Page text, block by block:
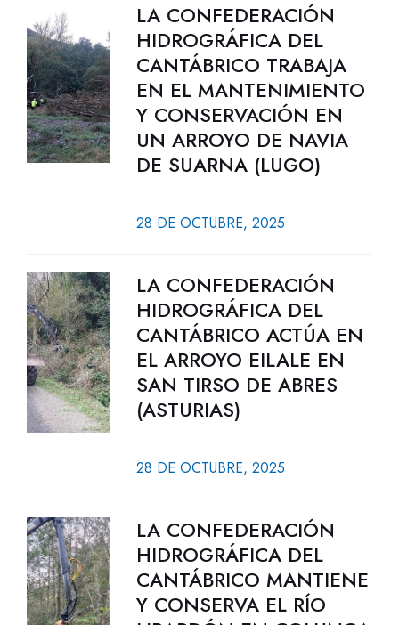
LA CONFEDERACIÓN
HIDROGRÁFICA DEL
CANTÁBRICO TRABAJA
EN EL MANTENIMIENTO
Y CONSERVACIÓN EN
UN ARROYO DE NAVIA
DE SUARNA (LUGO)
28 DE OCTUBRE, 2025
LA CONFEDERACIÓN
HIDROGRÁFICA DEL
CANTÁBRICO ACTÚA EN
EL ARROYO EILALE EN
SAN TIRSO DE ABRES
(ASTURIAS)
28 DE OCTUBRE, 2025
LA CONFEDERACIÓN
HIDROGRÁFICA DEL
CANTÁBRICO MANTIENE
Y CONSERVA EL RÍO